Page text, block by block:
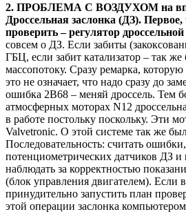
2. ПРОБЛЕМА С ВОЗДУХОМ на
Дроссельная заслонка (ДЗ). Первое,
проверить – регулятор
совсем о ДЗ. Если забиты
ГБЦ, если забит катализатор – так
массопотоку. Сразу ремарка,
это не означает, что надо сразу до
ошибка 2B68 – меняй дроссель. Тем
атмосферных моторах N12
в работе постольку поскольку. Эти
Valvetronic. О этой системе так же
Последовательность: считать
потенциометрических датчиков ДЗ и
наблюдать за корректностью
(блок управления двигателем). Если
принудительно запустить план
этой операции заслонка